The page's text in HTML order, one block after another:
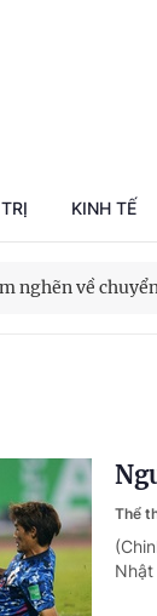
KINH TẾ
nghẽn về
- Trụ cột chiến
Thể
Nhật